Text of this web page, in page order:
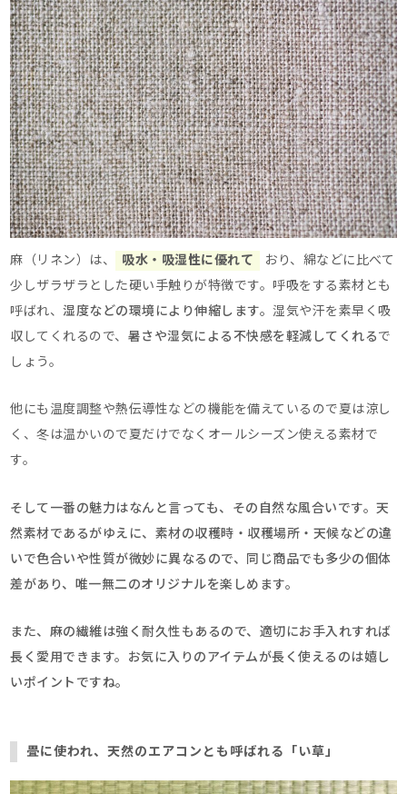
麻（リネン）は、 吸水・吸湿性に優れて
おり、綿などに比べて
少しザラザラとした硬い手触りが特徴です。呼吸をする素材とも
呼ばれ、湿度などの環境により伸縮します。湿気や汗を素早く吸
収してくれるので、 暑さや湿気による不快感を軽減してくれる で
しょう。
他にも温度調整や熱伝導性などの機能を備えているので 夏は涼し
く、冬は温かいので夏だけでなくオールシーズン使える素材で
す。
そして一番の魅力はなんと言っても、その自然な風合いです。天
然素材であるがゆえに、素材の収穫時・収穫場所・天候などの違
いで色合いや性質が微妙に異なるので、同じ商品でも多少の個体
差があり、唯一無二のオリジナルを楽しめます。
また、麻の繊維は強く耐久性もあるので、適切にお手入れすれば
長く愛用できます。お気に入りのアイテムが長く使えるのは嬉し
いポイントですね。
畳に使われ、天然のエアコンとも呼ばれる「い草」